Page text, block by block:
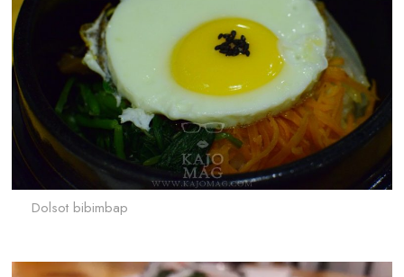
Dolsot bibimbap